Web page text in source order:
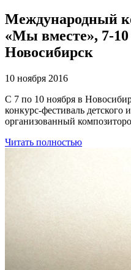
Международный
«Мы вместе», 7-10
Новосибирск
10 ноября 2016
С 7 по 10 ноября в
конкурс-фестиваль детского
организованный
Читать полностью